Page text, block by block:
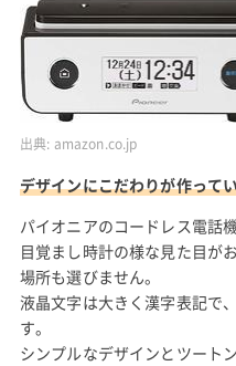
出典: amazon.co.jp
デザインにこだわりが作って
パイオニアのコードレス電話
目覚まし時計の様な見た目が
場所も選びません。
液晶文字は大きく漢字表記で
す。
シンプルなデザインとツート